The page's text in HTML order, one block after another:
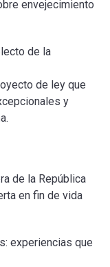
envejecimiento
de la
de ley que
y
de la República
en fin de vida
experiencias que